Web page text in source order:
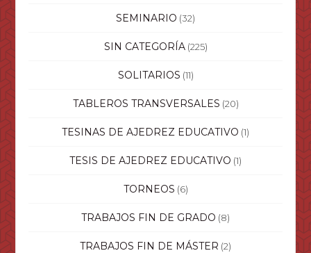
SEMINARIO (32)
SIN CATEGORÍA(225)
SOLITARIOS (11)
TABLEROS TRANSVERSALES (20)
TESINAS DE AJEDREZ EDUCATIVO (1)
TESIS DE AJEDREZ EDUCATIVO (1)
TORNEOS (6)
TRABAJOS FIN DE GRADO (8)
TRABAJOS FIN DE MÁSTER (2)